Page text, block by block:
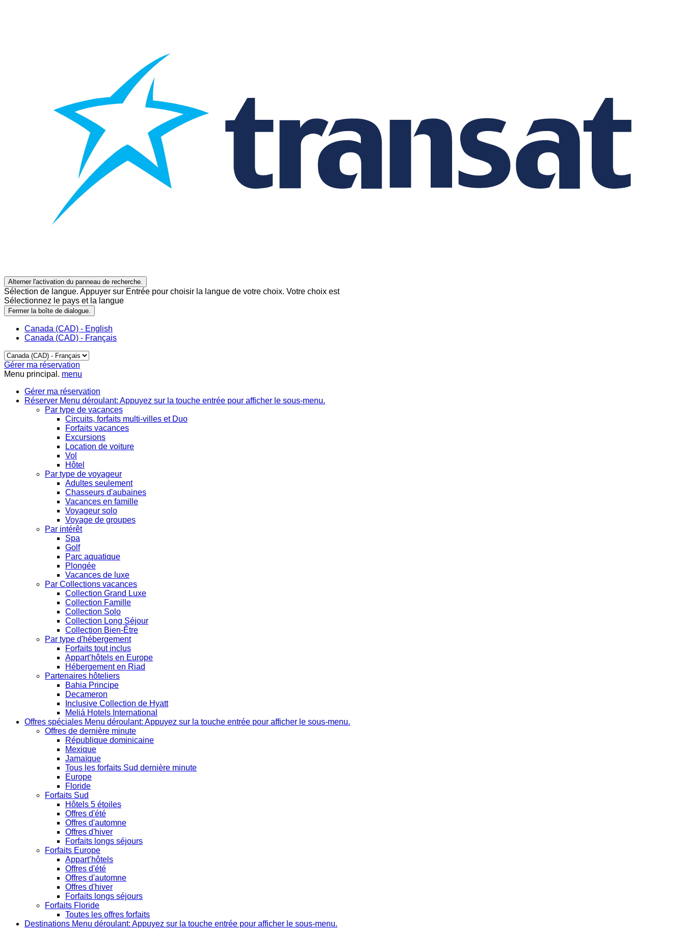
Alterner l'activation du panneau de recherche.
Sélection de langue. Appuyer sur Entrée pour choisir la langue de votre choix. Votre choix est
Sélectionnez le pays et la langue
Fermer la boîte de dialogue.
Canada (CAD) - English
Canada (CAD) - Français
Gérer ma réservation
Menu principal. menu
Gérer ma réservation
Réserver Menu déroulant: Appuyez sur la touche entrée pour afficher le sous-menu.
Par type de vacances
Circuits, forfaits multi-villes et Duo
Forfaits vacances
Excursions
Location de voiture
Vol
Hôtel
Par type de voyageur
Adultes seulement
Chasseurs d'aubaines
Vacances en famille
Voyageur solo
Voyage de groupes
Par intérêt
Spa
Golf
Parc aquatique
Plongée
Vacances de luxe
Par Collections vacances
Collection Grand Luxe
Collection Famille
Collection Solo
Collection Long Séjour
Collection Bien-Être
Par type d'hébergement
Forfaits tout inclus
Appart’hôtels en Europe
Hébergement en Riad
Partenaires hôteliers
Bahia Principe
Decameron
Inclusive Collection de Hyatt
Meliá Hotels International
Offres spéciales Menu déroulant: Appuyez sur la touche entrée pour afficher le sous-menu.
Offres de dernière minute
République dominicaine
Mexique
Jamaïque
Tous les forfaits Sud dernière minute
Europe
Floride
Forfaits Sud
Hôtels 5 étoiles
Offres d'été
Offres d'automne
Offres d'hiver
Forfaits longs séjours
Forfaits Europe
Appart’hôtels
Offres d'été
Offres d'automne
Offres d'hiver
Forfaits longs séjours
Forfaits Floride
Toutes les offres forfaits
Destinations Menu déroulant: Appuyez sur la touche entrée pour afficher le sous-menu.